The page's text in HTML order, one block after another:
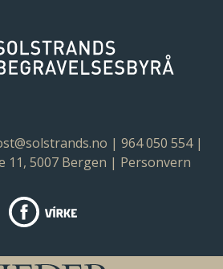
| 964 050 554 |
11, 5007 Bergen | Personvern